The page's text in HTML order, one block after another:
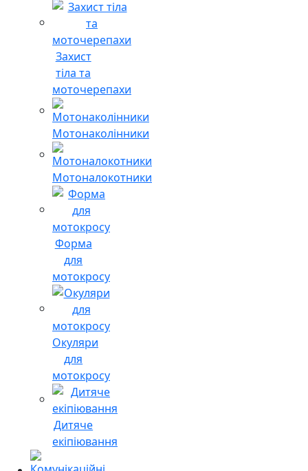
Захист
тіла та
моточерепахи
Мотонаколінники
Мотоналокотники
Форма
для
мотокросу
Окуляри
для
мотокросу
Дитяче
екіпіювання